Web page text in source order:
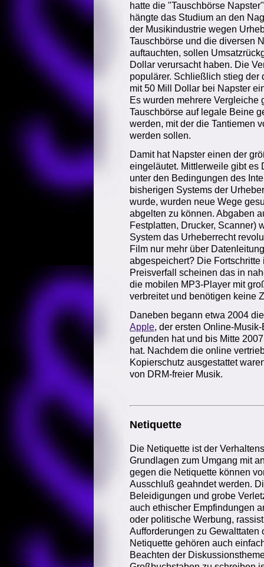
hatte die "Tauschbörse
hängte das Studium an den
der Musikindustrie wegen
Tauschbörse und die diversen
auftauchten, sollen
Dollar verursacht haben. Die
populärer. Schließlich stieg der
mit 50 Mill Dollar bei Napster
Es wurden mehrere Vergleiche
Tauschbörse auf legale Beine
werden, mit der die Tantiemen
werden sollen.
Damit hat Napster einen der
eingeläutet. Mittlerweile gibt es
unter den Bedingungen des
bisherigen Systems der
wurde, wurden neue Wege
abgelten zu können. Abgaben
Festplatten, Drucker, Scanner)
System das Urheberrecht
Film nur mehr über
abgespeichert? Die
Preisverfall scheinen das in
die mobilen MP3-Player mit
verbreitet und benötigen keine
Daneben begann etwa 2004
Apple, der ersten Online-
gefunden hat und bis Mitte
hat. Nachdem die online
Kopierschutz ausgestattet
von DRM-freier Musik.
Netiquette
Die Netiquette ist der
Grundlagen zum Umgang mit
gegen die Netiquette können
Ausschluß geahndet werden.
Beleidigungen und grobe
auch ethischer Empfindungen
oder politische Werbung,
Aufforderungen zu Gewalttaten
Netiquette gehören auch
Beachten der